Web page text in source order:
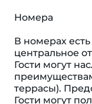
Номера
В номерах
центральное
Гости могут
террасы).
Гости могут